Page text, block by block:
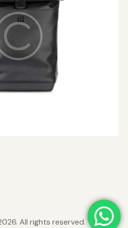
All rights reserved.